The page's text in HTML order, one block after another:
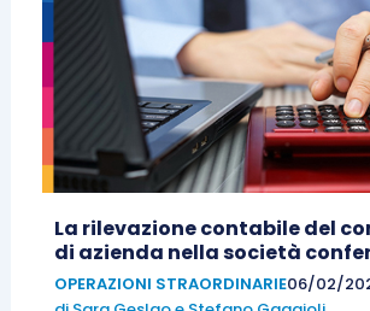
La rilevazione contabile del
di azienda nella società
OPERAZIONI STRAORDINARIE06/02/